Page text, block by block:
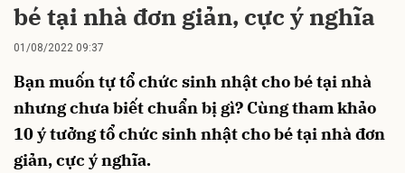
bé tại nhà đơn giản, cực ý nghĩa
01/08/2022 09:37
Bạn muốn tự tổ chức sinh nhật cho bé tại nhà
nhưng chưa biết chuẩn bị gì? Cùng tham khảo
10 ý tưởng tổ chức sinh nhật cho bé tại nhà đơn
giản, cực ý nghĩa.
Hủy Gửi